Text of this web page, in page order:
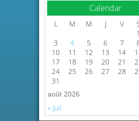
Calendar
août 2026
L M M J V
1
3
4 5 6 7
10
11 12 13 14
17
18 19 20 21
24
25 26 27 28
31
« Juil